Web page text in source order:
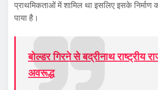
प्राथमिकताओं में शामिल था इसलिए इसके निर्माण
पाया है।
बोल्डर गिरने से बद्रीनाथ राष्ट्रीय
अवरूद्ध